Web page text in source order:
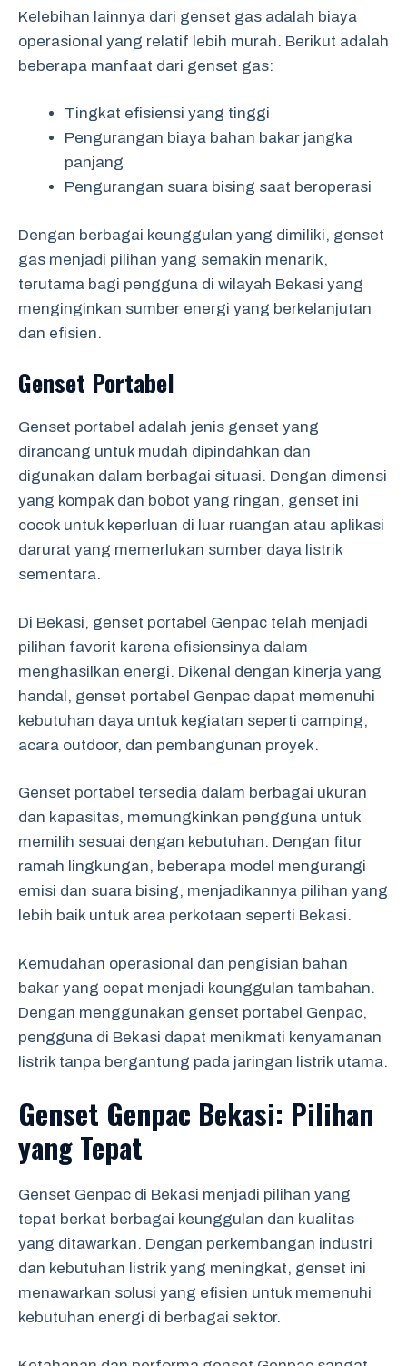
Kelebihan lainnya dari genset gas adalah biaya
operasional yang relatif lebih murah. Berikut adalah
beberapa manfaat dari genset gas:
Tingkat efisiensi yang tinggi
Pengurangan biaya bahan bakar jangka
panjang
Pengurangan suara bising saat beroperasi
Dengan berbagai keunggulan yang dimiliki, genset
gas menjadi pilihan yang semakin menarik,
terutama bagi pengguna di wilayah Bekasi yang
menginginkan sumber energi yang berkelanjutan
dan efisien.
Genset Portabel
Genset portabel adalah jenis genset yang
dirancang untuk mudah dipindahkan dan
digunakan dalam berbagai situasi. Dengan dimensi
yang kompak dan bobot yang ringan, genset ini
cocok untuk keperluan di luar ruangan atau aplikasi
darurat yang memerlukan sumber daya listrik
sementara.
Di Bekasi, genset portabel Genpac telah menjadi
pilihan favorit karena efisiensinya dalam
menghasilkan energi. Dikenal dengan kinerja yang
handal, genset portabel Genpac dapat memenuhi
kebutuhan daya untuk kegiatan seperti camping,
acara outdoor, dan pembangunan proyek.
Genset portabel tersedia dalam berbagai ukuran
dan kapasitas, memungkinkan pengguna untuk
memilih sesuai dengan kebutuhan. Dengan fitur
ramah lingkungan, beberapa model mengurangi
emisi dan suara bising, menjadikannya pilihan yang
lebih baik untuk area perkotaan seperti Bekasi.
Kemudahan operasional dan pengisian bahan
bakar yang cepat menjadi keunggulan tambahan.
Dengan menggunakan genset portabel Genpac,
pengguna di Bekasi dapat menikmati kenyamanan
listrik tanpa bergantung pada jaringan listrik utama.
Genset Genpac Bekasi: Pilihan
yang Tepat
Genset Genpac di Bekasi menjadi pilihan yang
tepat berkat berbagai keunggulan dan kualitas
yang ditawarkan. Dengan perkembangan industri
dan kebutuhan listrik yang meningkat, genset ini
menawarkan solusi yang efisien untuk memenuhi
kebutuhan energi di berbagai sektor.